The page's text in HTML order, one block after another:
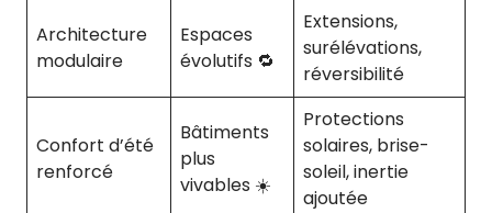
Architecture
modulaire
Espaces
évolutifs 🔁
Extensions,
surélévations,
réversibilité
Confort d’été
renforcé
Bâtiments
plus
vivables ☀️
Protections
solaires, brise-
soleil, inertie
ajoutée